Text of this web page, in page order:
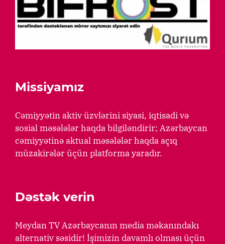
Missiyamız
Cəmiyyətin aktiv üzvlərini siyasi, iqtisadi və
sosial məsələlər haqda bilgiləndirir; Azərbaycan
cəmiyyətinə aktual məsələlər haqda açıq
müzakirələr üçün platforma yaradır.
Dəstək verin
Meydan TV Azərbaycanın media məkanındakı
alternativ səsidir! İşimizin davamlı olması üçün